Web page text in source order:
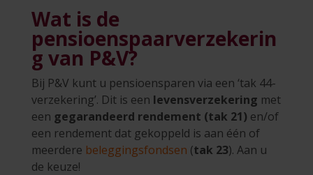
Wat is de
pensioenspaarverzekerin
g van P&V?
Bij P&V kunt u pensioensparen via een ‘tak 44-
verzekering’. Dit is een levensverzekering met
een gegarandeerd rendement (tak 21) en/of
een rendement dat gekoppeld is aan één of
meerdere beleggingsfondsen (tak 23). Aan u
de keuze!